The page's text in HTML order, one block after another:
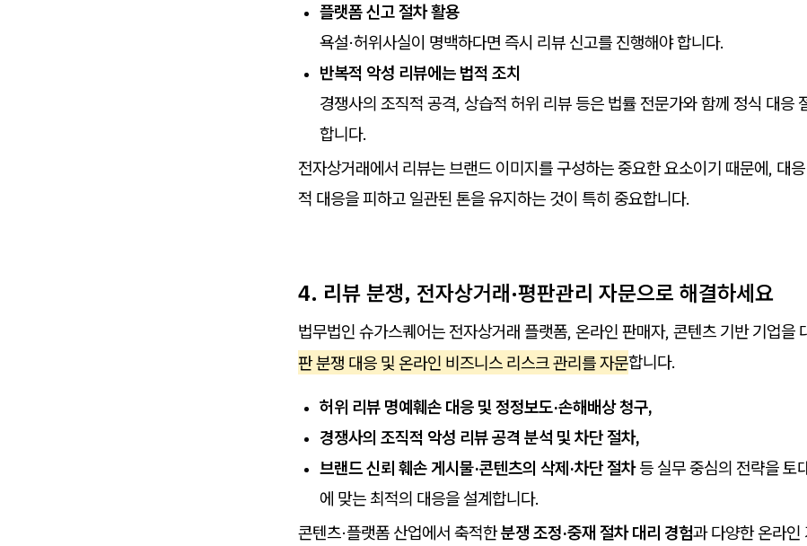
플랫폼 신고 절차 활용
욕설·허위사실이 명백하다면 즉시 리뷰 신고를 진행해야 합니다.
반복적 악성 리뷰에는 법적 조치
경쟁사의 조직적 공격, 상습적 허위 리뷰 등은 법률 전문가와 함께 정식 대응
합니다.
전자상거래에서 리뷰는 브랜드 이미지를 구성하는 중요한 요소이기 때문에, 대
적 대응을 피하고 일관된 톤을 유지하는 것이 특히 중요합니다.
4. 리뷰 분쟁, 전자상거래·평판관리 자문으로 해결하세요
법무법인 슈가스퀘어는 전자상거래 플랫폼, 온라인 판매자, 콘텐츠 기반 기업을
판 분쟁 대응 및 온라인 비즈니스 리스크 관리를 자문합니다.
허위 리뷰 명예훼손 대응 및 정정보도·손해배상 청구,
경쟁사의 조직적 악성 리뷰 공격 분석 및 차단 절차,
브랜드 신뢰 훼손 게시물·콘텐츠의 삭제·차단 절차등 실무 중심의 전략을 토
에 맞는 최적의 대응을 설계합니다.
콘텐츠·플랫폼 산업에서 축적한분쟁 조정·중재 절차 대리 경험과 다양한 온라인